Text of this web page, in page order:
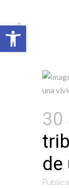
de
Open toolbar